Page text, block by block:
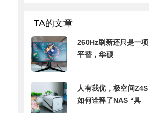
TA的文章
260Hz刷新还只是一项
平替，华硕
人有我优，极空间Z4S
如何诠释了NAS “具